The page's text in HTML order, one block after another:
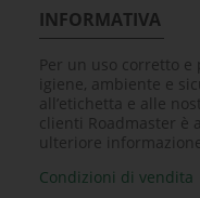
INFORMATIVA
Per un uso corretto
igiene, ambiente e
all’etichetta e alle
clienti Roadmaster è
ulteriore
Condizioni di vendita